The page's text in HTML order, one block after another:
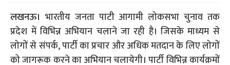
लखनऊ। भारतीय जनता पाटी आगामी लोकसभा चुनाव तक
प्रदेश में विभिन्न अभियान चलाने जा रही है। जिसके माध्यम से
लोगों से संपर्क, पार्टी का प्रचार और अधिक मतदान के लिए लोगों
को जागरूक करने का अभियान चलायेगी। पार्टी विभिन्न कार्यक्रमों